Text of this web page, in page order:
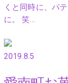
くと同時に、パ
に。 笑…
2019.8.5